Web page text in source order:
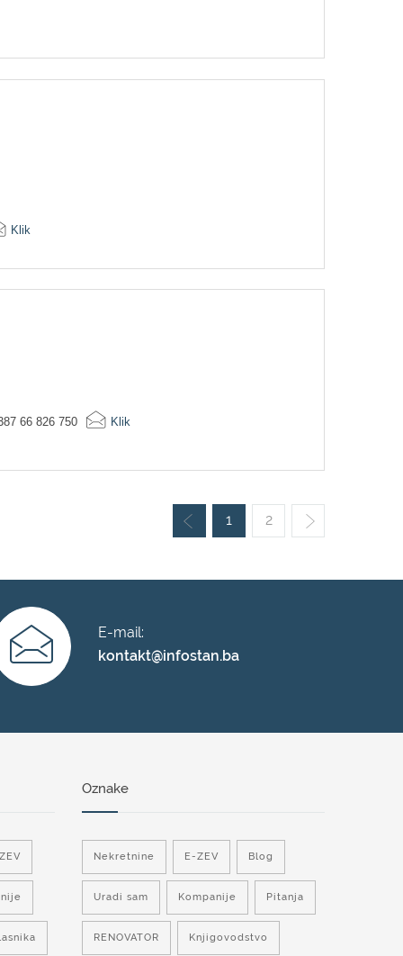
Klik
66 826 750 Klik
1 2
E-mail:
kontakt@infostan.ba
Oznake
Nekretnine E-ZEV Blog
Uradi sam Kompanije Pitanja
RENOVATOR Knjigovodstvo